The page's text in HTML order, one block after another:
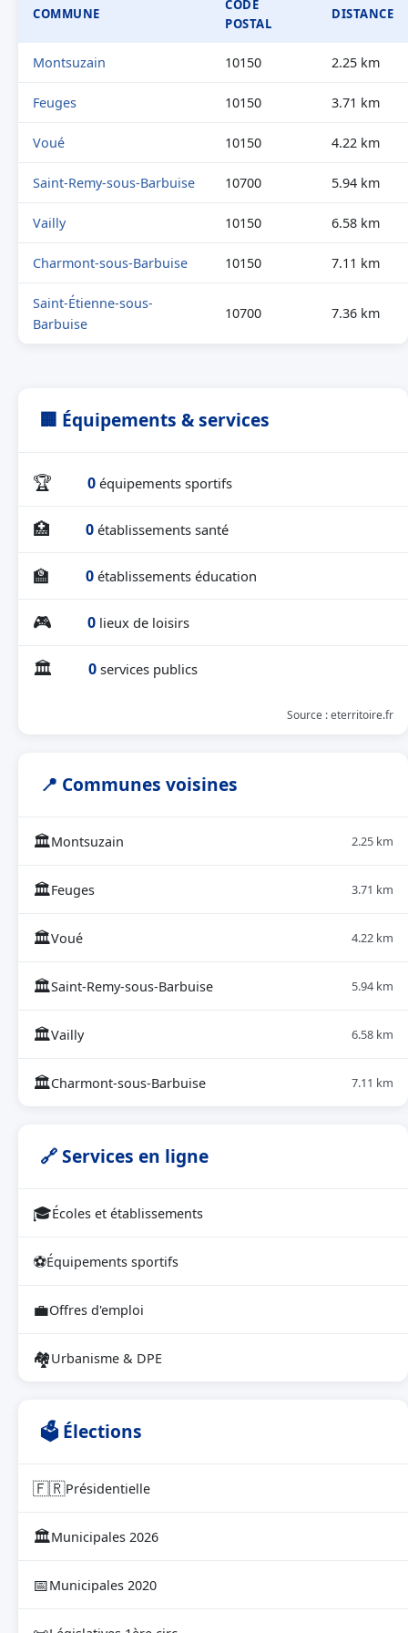
COMMUNE
CODE
POSTAL
DISTANCE
Montsuzain 10150 2.25 km
Feuges 10150 3.71 km
Voué 10150 4.22 km
Saint-Remy-sous-Barbuise 10700 5.94 km
Vailly 10150 6.58 km
Charmont-sous-Barbuise 10150 7.11 km
Saint-Étienne-sous-
Barbuise
10700 7.36 km
🏢 Équipements & services
🏆 0 équipements sportifs
🏥 0 établissements santé
🏫 0 établissements éducation
🎮 0 lieux de loisirs
🏛 0 services publics
Source : eterritoire.fr
📍 Communes voisines
🏛Montsuzain 2.25 km
🏛Feuges 3.71 km
🏛Voué 4.22 km
🏛Saint-Remy-sous-Barbuise 5.94 km
🏛Vailly 6.58 km
🏛Charmont-sous-Barbuise 7.11 km
🔗 Services en ligne
🎓Écoles et établissements
⚽Équipements sportifs
💼Offres d'emploi
🏘Urbanisme & DPE
🗳 Élections
🇫🇷Présidentielle
🏛Municipales 2026
📅Municipales 2020